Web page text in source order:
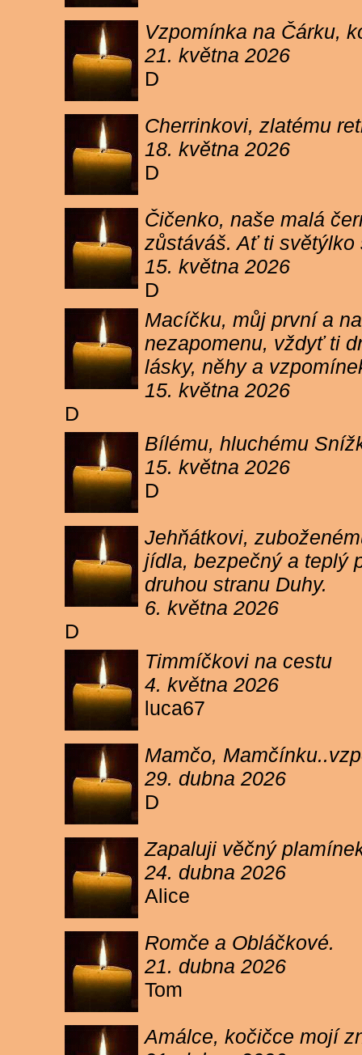
Vzpomínka na Čárku,
21. května 2026
D
Cherrinkovi, zlatému
18. května 2026
D
Čičenko, naše malá
zůstáváš. Ať ti
15. května 2026
D
Macíčku, můj první a
nezapomenu, vždyť ti
lásky, něhy a
15. května 2026
D
Bílému, hluchému
15. května 2026
D
Jehňátkovi,
jídla, bezpečný a teplý
druhou stranu Duhy.
6. května 2026
D
Timmíčkovi na cestu
4. května 2026
luca67
Mamčo,
29. dubna 2026
D
Zapaluji věčný
24. dubna 2026
Alice
Romče a Obláčkové.
21. dubna 2026
Tom
Amálce, kočičce mojí